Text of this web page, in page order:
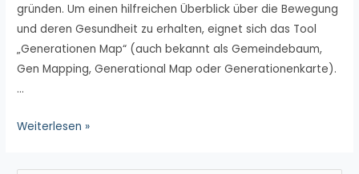
gründen. Um einen hilfreichen Überblick über die Bewegung
und deren Gesundheit zu erhalten, eignet sich das Tool
„Generationen Map“ (auch bekannt als Gemeindebaum,
Gen Mapping, Generational Map oder Generationenkarte).
…
Die
Map
Weiterlesen »